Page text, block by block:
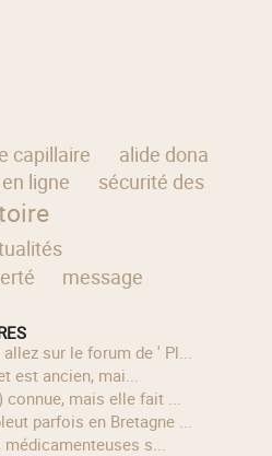
capillaire
alide dona
ligne
sécurité des
message
sur le forum de ' Pl...
est ancien, mai...
mais elle fait ...
parfois en Bretagne ...
s...